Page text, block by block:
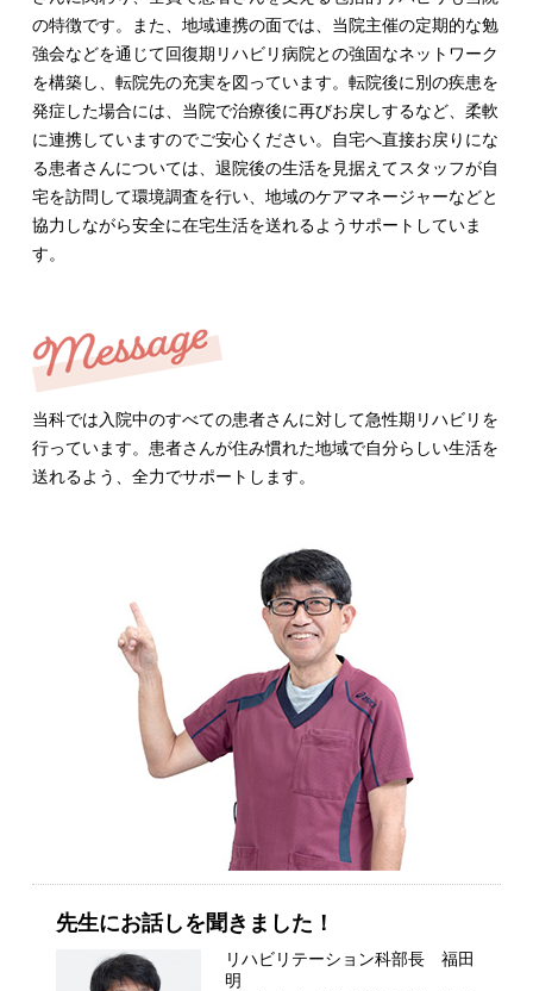
の特徴です。また、地域連携の面では、当院主催の定期的な勉
強会などを通じて回復期リハビリ病院との強固なネットワーク
を構築し、転院先の充実を図っています。転院後に別の疾患を
発症した場合には、当院で治療後に再びお戻しするなど、柔軟
に連携していますのでご安心ください。自宅へ直接お戻りにな
る患者さんについては、退院後の生活を見据えてスタッフが自
宅を訪問して環境調査を行い、地域のケアマネージャーなどと
協力しながら安全に在宅生活を送れるようサポートしていま
す。
当科では入院中のすべての患者さんに対して急性期リハビリを
行っています。患者さんが住み慣れた地域で自分らしい生活を
送れるよう、全力でサポートします。
先生にお話しを聞きました！
リハビリテーション科部長 福田
明